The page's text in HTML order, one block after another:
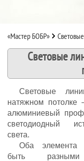
«Мастер БОБР»
Световые
Световые
натяжном потолке
алюминиевый
светодиодный
света.
Оба элемента
быть